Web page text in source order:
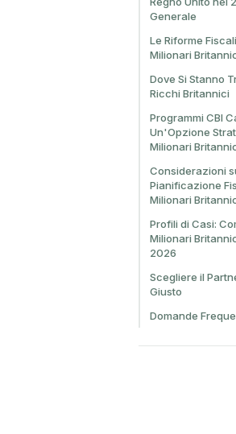
Generale
Le Riforme
Milionari
Dove Si Stanno
Ricchi Britannici
Programmi CBI
Un'Opzione
Milionari
Considerazioni
Pianificazione
Milionari
Profili di Casi:
Milionari
2026
Scegliere il
Giusto
Domande